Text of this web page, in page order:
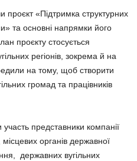
проєкт «Підтримка структурних
та основні напрямки його
проєкту стосується
регіонів, зокрема й на
на тому, щоб створити
громад та працівників
участь представники компанії
місцевих органів державної
державних вугільних